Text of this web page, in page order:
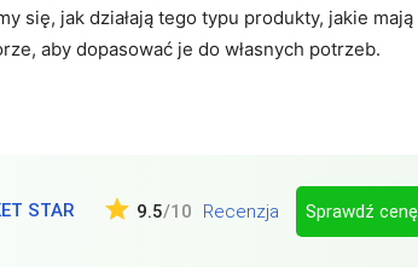
się, jak działają tego typu produkty, jakie mają
aby dopasować je do własnych potrzeb.
STAR 9.5/10 Recenzja Sprawdź cenę